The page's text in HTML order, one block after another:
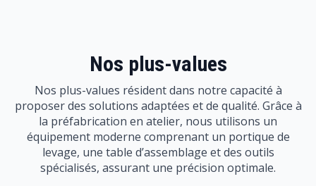
Nos plus-values
Nos plus-values résident dans notre capacité à
proposer des solutions adaptées et de qualité. Grâce à
la préfabrication en atelier, nous utilisons un
équipement moderne comprenant un portique de
levage, une table d’assemblage et des outils
spécialisés, assurant une précision optimale.